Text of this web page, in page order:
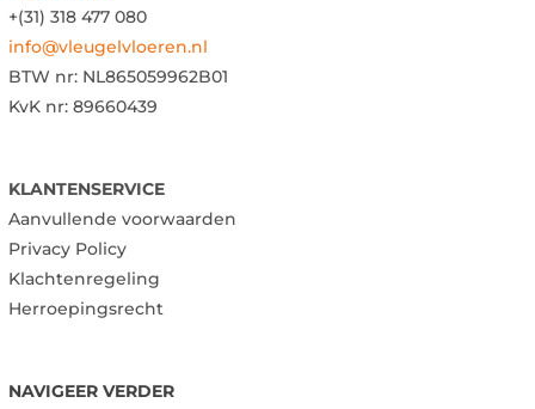
+(31) 318 477 080
info@vleugelvloeren.nl
BTW nr: NL865059962B01
KvK nr: 89660439
KLANTENSERVICE
Aanvullende voorwaarden
Privacy Policy
Klachtenregeling
Herroepingsrecht
NAVIGEER VERDER